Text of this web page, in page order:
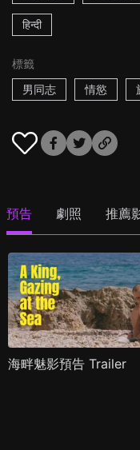
हिन्दी
標籤
男同志
情慾
預告 劇照 推薦
海畔魅影預告 Trailer